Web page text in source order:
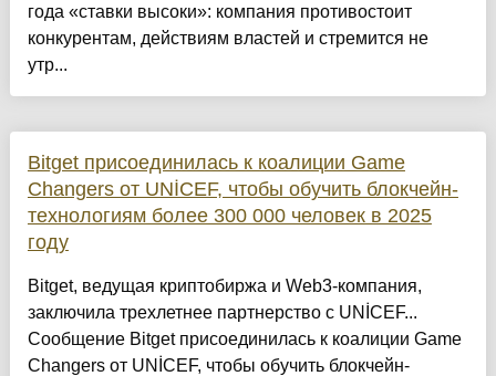
года «ставки высоки»: компания противостоит
конкурентам, действиям властей и стремится не
утр...
Bitget присоединилась к коалиции Game
Changers от UNİCEF, чтобы обучить блокчейн-
технологиям более 300 000 человек в 2025
году
Bitget, ведущая криптобиржа и Web3-компания,
заключила трехлетнее партнерство с UNİCEF...
Сообщение Bitget присоединилась к коалиции Game
Changers от UNİCEF, чтобы обучить блокчейн-